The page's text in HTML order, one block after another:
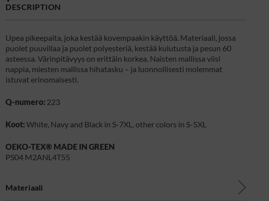
DESCRIPTION
Upea pikeepaita, joka kestää kovempaakin käyttöä. Materiaali, jossa
puolet puuvillaa ja puolet polyesteriä, kestää kulutusta ja pesun 60
asteessa. Värinpitävyys on erittäin korkea. Naisten mallissa viisi
nappia, miesten mallissa hihatasku – ja luonnollisesti molemmat
istuvat erinomaisesti.
Q-numero: 223
Koot:White, Navy and Black in S-7XL, other colors in S-5XL
OEKO-TEX® MADE IN GREEN
PS04 M2ANL4T55
Materiaali